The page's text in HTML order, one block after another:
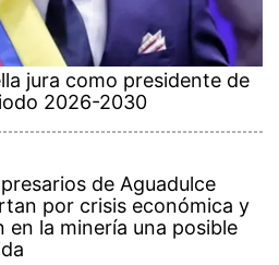
jura como presidente de
2026-2030
de Aguadulce
por crisis económica y
en la minería una posible